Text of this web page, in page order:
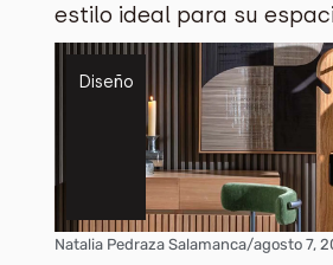
estilo ideal para su
Diseño
Natalia Pedraza Salamanca/agosto 7,